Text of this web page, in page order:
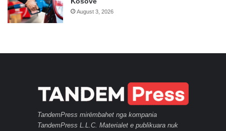
August 3, 2026
TandemPress mirëmbahet nga kompania
TandemPress L.L.C. Materialet e publikuara nuk